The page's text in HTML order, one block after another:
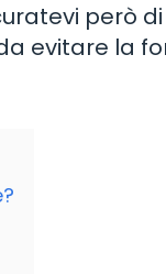
però
evitare la